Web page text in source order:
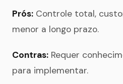
Prós: Controle total,
menor a longo prazo.
Contras: Requer
para implementar.